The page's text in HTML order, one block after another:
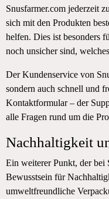
Snusfarmer.com jederzeit
sich mit den Produkten
helfen. Dies ist besonders
noch unsicher sind,
Der Kundenservice von
sondern auch schnell und
Kontaktformular – der
alle Fragen rund um die
Nachhaltigkeit
Ein weiterer Punkt, der bei
Bewusstsein für
umweltfreundliche